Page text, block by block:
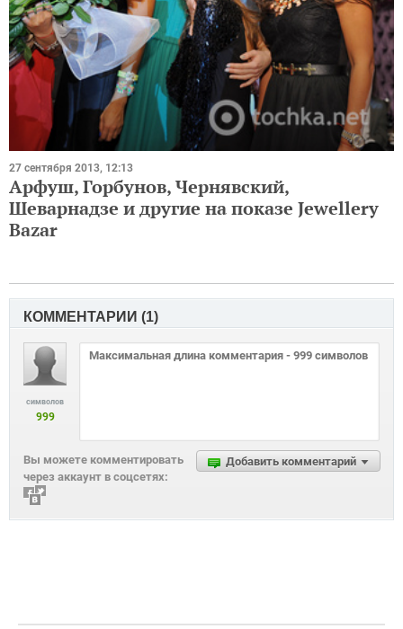
27 сентября 2013, 12:13
Арфуш, Горбунов, Чернявский,
Шеварнадзе и другие на показе Jewellery
Bazar
КОММЕНТАРИИ (1)
символов
999
Добавить комментарий
Вы можете комментировать
через аккаунт в соцсетях: